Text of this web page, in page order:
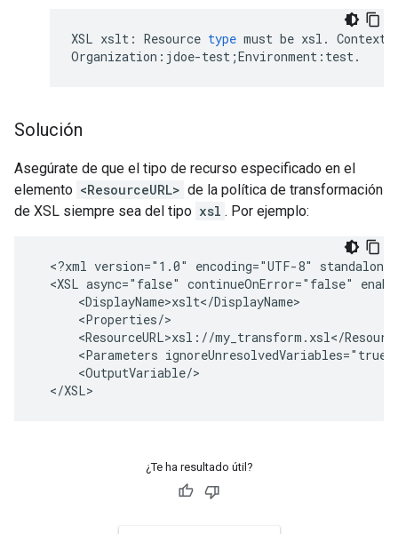
XSL xslt : Resource type must be xsl . Context
Organization : jdoe-test ;Environment : test.
Solución
Asegúrate de que el tipo de recurso especificado en el
elemento <ResourceURL> de la política de transformación
de XSL siempre sea del tipo xsl . Por ejemplo:
<?xml version="1.0" encoding="UTF-8"
<XSL async="false" continueOnError="false"
      <DisplayName>xslt</DisplayName>
      <Properties/>
<ResourceURL>xsl://my_transform.xsl</
<Parameters
      <OutputVariable/>
¿Te ha resultado útil?